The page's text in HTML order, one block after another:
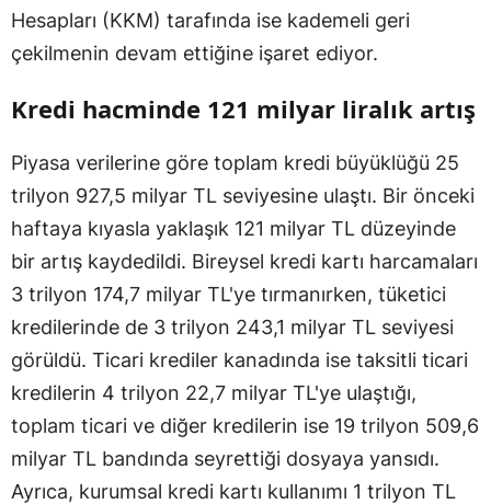
Hesapları (KKM) tarafında ise kademeli geri
çekilmenin devam ettiğine işaret ediyor.
Kredi hacminde 121 milyar liralık artış
Piyasa verilerine göre toplam kredi büyüklüğü 25
trilyon 927,5 milyar TL seviyesine ulaştı. Bir önceki
haftaya kıyasla yaklaşık 121 milyar TL düzeyinde
bir artış kaydedildi. Bireysel kredi kartı harcamaları
3 trilyon 174,7 milyar TL'ye tırmanırken, tüketici
kredilerinde de 3 trilyon 243,1 milyar TL seviyesi
görüldü. Ticari krediler kanadında ise taksitli ticari
kredilerin 4 trilyon 22,7 milyar TL'ye ulaştığı,
toplam ticari ve diğer kredilerin ise 19 trilyon 509,6
milyar TL bandında seyrettiği dosyaya yansıdı.
Ayrıca, kurumsal kredi kartı kullanımı 1 trilyon TL